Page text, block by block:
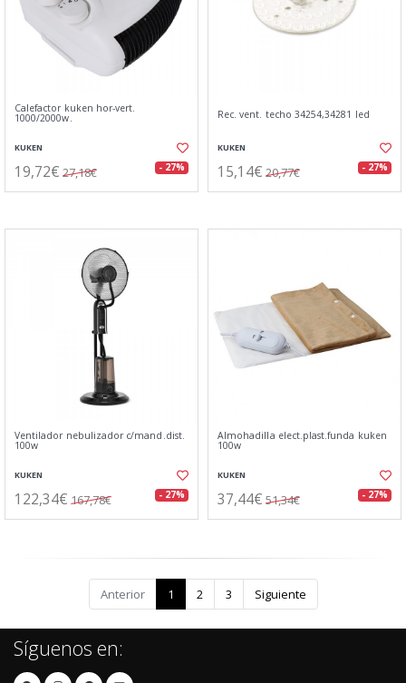
Calefactor kuken hor-vert.
1000/2000w.
KUKEN
19,72€ 27,18€ - 27%
Rec. vent. techo 34254,34281 led
KUKEN
15,14€ 20,77€ - 27%
Ventilador nebulizador c/mand.dist.
100w
KUKEN
122,34€ 167,78€ - 27%
Almohadilla elect.plast.funda kuken
100w
KUKEN
37,44€ 51,34€ - 27%
Anterior 1 2 3 Siguiente
Síguenos en: